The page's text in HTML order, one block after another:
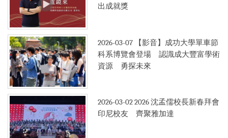
出成就獎
2026-03-07
【影音】成功大學單車節
科系博覽會登場 認識成大豐富學術
資源 勇探未來
2026-03-022026 沈孟儒校長新春拜會
印尼校友 齊聚雅加達